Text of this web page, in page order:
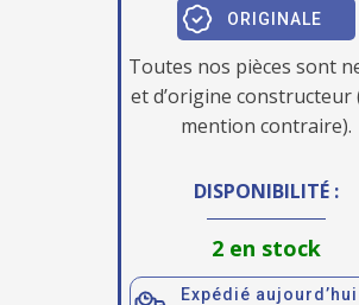
ORIGINALE
Toutes nos pièces sont
et d’origine constructeur
mention contraire).
DISPONIBILITÉ :
2 en stock
Expédié